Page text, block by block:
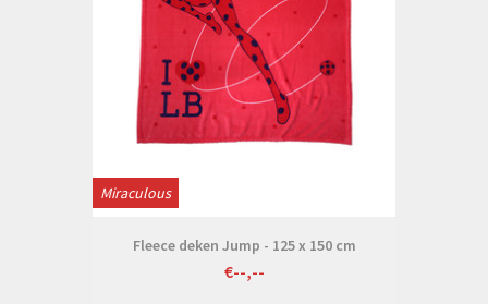
Miraculous
Fleece deken Jump - 125 x 150 cm
€--,--